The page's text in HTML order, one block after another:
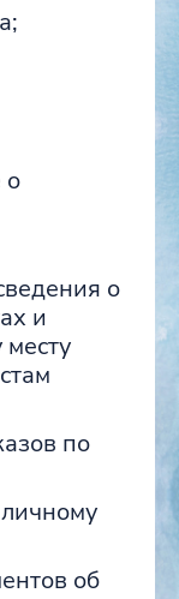
о
о
и
по
об